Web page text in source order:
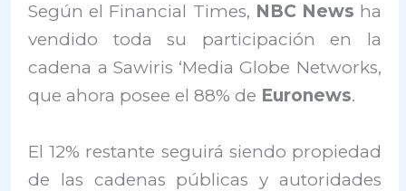
Según el Financial Times, NBC News ha
vendido toda su participación en la
cadena ​​a Sawiris ‘Media Globe Networks,
que ahora posee el 88% de Euronews.
El 12% restante seguirá siendo propiedad
de las cadenas públicas y autoridades